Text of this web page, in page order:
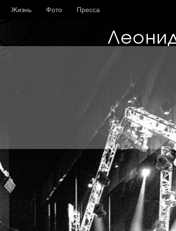
Жизнь Фото Пресса